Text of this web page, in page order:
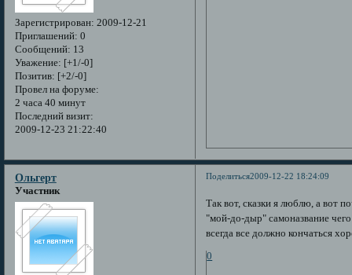
Зарегистрирован: 2009-12-21
Приглашений: 0
Сообщений: 13
Уважение: [+1/-0]
Позитив: [+2/-0]
Провел на форуме:
2 часа 40 минут
Последний визит:
2009-12-23 21:22:40
Поделиться2009-12-22 18:24:09
Ольгерт
Участник
Так вот, сказки я люблю, а вот
"мой-до-дыр" самоназвание
всегда все должно кончаться
0